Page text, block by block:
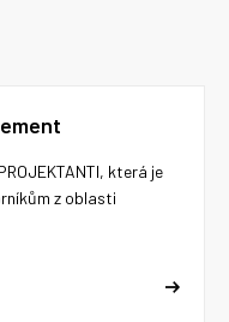
která je
z oblasti